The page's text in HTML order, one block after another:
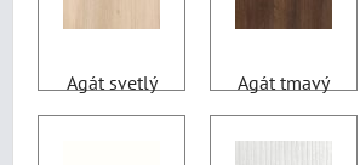
Agát svetlý Agát tmavý